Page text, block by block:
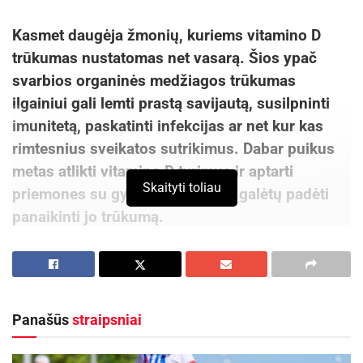
Kasmet daugėja žmonių, kuriems vitamino D
trūkumas nustatomas net vasarą. Šios ypač
svarbios organinės medžiagos trūkumas
ilgainiui gali lemti prastą savijautą, susilpninti
imunitetą, paskatinti infekcijas ar net kur kas
rimtesnius sveikatos sutrikimus. Dabar puikus
metas atlikti vitamino D tyrimus ir aptarti
priemones su gydytojais, kurios galėtų padėti
panaikinti jo trūkumą.
Organizmas jausti vitamino D trūkumą pradeda
ne iš karto su trumpėjančiomis dienomis ir
Dažniausiai tai nutinka rudenį ar žiemą. Esant
Skaityti toliau
Panašūsstraipsniai